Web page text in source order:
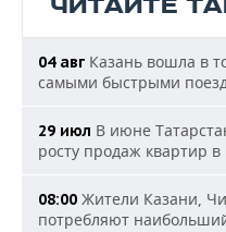
ЧИТАЙТЕ
04 авг Казань вошла в
самыми быстрыми
29 июл В июне
росту продаж квартир в
08:00 Жители Казани,
потребляют